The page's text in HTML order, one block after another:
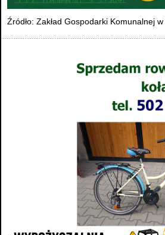
Źródło: Zakład Gospodarki Komunalnej